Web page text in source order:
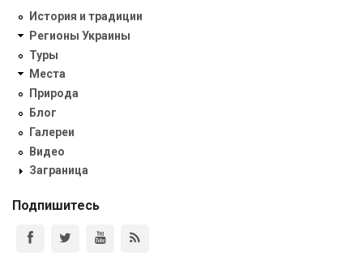
История и традиции
Регионы Украины
Туры
Места
Природа
Блог
Галереи
Видео
Заграница
Подпишитесь